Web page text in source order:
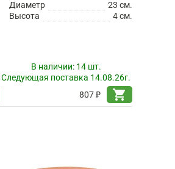
Диаметр
23 см.
Высота
4 см.
В наличии: 14 шт.
Следующая поставка 14.08.26г.
807 ₽
shopping_cart